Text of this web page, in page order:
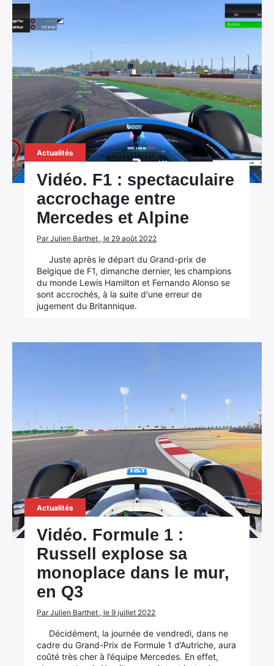
Actualités
Vidéo. F1 : spectaculaire
accrochage entre
Mercedes et Alpine
Par Julien Barthet , le 29 août 2022
Juste après le départ du Grand-prix de
Belgique de F1, dimanche dernier, les champions
du monde Lewis Hamilton et Fernando Alonso se
sont accrochés, à la suite d'une erreur de
jugement du Britannique.
Actualités
Vidéo. Formule 1 :
Russell explose sa
monoplace dans le mur,
en Q3
Par Julien Barthet , le 9 juillet 2022
Décidément, la journée de vendredi, dans ne
cadre du Grand-Prix de Formule 1 d’Autriche, aura
coûté très cher à l’équipe Mercedes. En effet,
Rechercher